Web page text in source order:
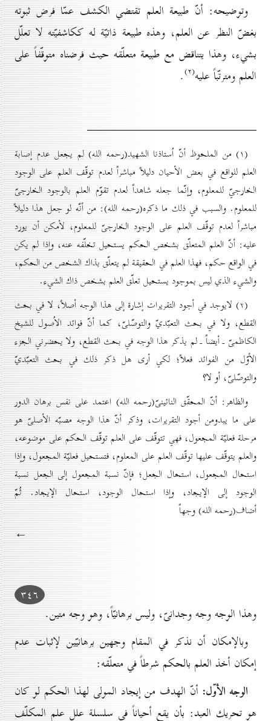
وتوضيحه: أنّ طبيعة العلم تقتضي الكشف عمّا فرض ثبوته
بغضّ النظر عن العلم، وهذه طبيعة ذاتيّة له ككاشفيّته لا تعلّل
بشيء، وهذا يتناقض مع طبيعة متعلّقه حيث فرضناه متوقّفاً على
العلم ومترتّباً عليه(۲) .
(۱) من الملحوظ أنّ اُستاذنا الشهيد(رحمه الله) لم يجعل عدم إصابة
العلم للواقع في بعض الأحيان دليلاً مباشراً لعدم توقّف العلم على الوجود
الخارجيّ للمعلوم، وإنّما جعله شاهداً لعدم تقوّم العلم بالوجود الخارجىّ
للمعلوم. والسبب في ذلك ما ذكره(رحمه الله): من أنّه لو جعل هذا دليلاً
مباشراً لعدم توقّف العلم على الوجود الخارجىّ للمعلوم، لأمكن أن يورد
عليه: أنّ العلم المتعلّق بشخص الحكم يستحيل تخلّفه عنه، وإذا لم يكن
في الواقع حكم، فهذا العلم في الحقيقة لم يتعلّق بذاك الشخص من الحكم،
والشيء الذي ليس بموجود يستحيل تعلّق العلم بشخص ذاك الشيء.
(۲) لايوجد في أجود التقريرات إشارة إلى هذا الوجه أصلاً، لا في بحث
القطع، ولا في بحث التعبّديّ والتوصّلىّ، كما أنّ فوائد الاُصول للشيخ
الكاظمىّ ـ أيضاً ـ لم يذكر هذا الوجه في بحث القطع، ولا يحضرني الجزء
الأوّل من الفوائد فعلاً؛ لكي أرى هل ذكر ذلك في بحث التعبّديّ
والتوصّلىّ، أو لا؟
والظاهر: أنّ المحقّق النائينىّ(رحمه الله) اعتمد على نفس برهان الدور
على ما يبدومن أجود التقريرات، وذكر أنّ هذا الوجه مصبّه الأصلىّ هو
مرحلة فعليّة المجعول، فهي تتوقّف على العلم توقّف الحكم على موضوعه،
والعلم يتوقّف عليها توقّف العلم على المعلوم، فتستحيل فعليّة المجعول، وإذا
استحال المجعول، استحال الجعل؛ فإنّ نسبة المجعول إلى الجعل نسبة
الوجود إلى الإيجاد، وإذا استحال الوجود، استحال الإيجاد. ثُمّ
أضاف(رحمه الله) وجهاً
←
۳٤٦
وهذا الوجه وجه وجدانىّ، وليس برهانيّاً، وهو وجه متين.
وبالإمكان أن نذكر في المقام وجهين برهانيّين لإثبات عدم
إمكان أخذ العلم بالحكم شرطاً في متعلّقه:
الوجه الأوّل: أنّ الهدف من إيجاد المولى لهذا الحكم لو كان
هو تحريك العبد: بأن يقع أحياناً في سلسلة علل علم المكلّف